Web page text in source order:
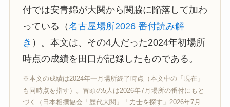
付では安青錦が大関から関脇に陥落して加わ
っている（名古屋場所2026 番付読み解
き ）。本文は、その4人だった2024年初場所
時点の成績を田口が記録したものである。
※本文の成績は2024年一月場所終了時点（本文中の「現在」
も同時点を指す）。冒頭の5人は2026年7月場所の番付にもと
づく（日本相撲協会「歴代大関」「力士を探す」2026年7月